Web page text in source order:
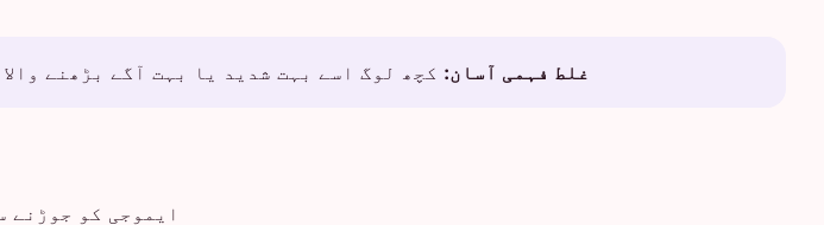
غلط فہمی آسان: کچھ لوگ اسے بہت شدید یا بہت آگے بڑھنے
ایموجی کو جوڑنے